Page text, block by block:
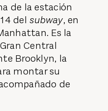
de la estación
delsubway, en
Es la
Central
Brooklyn, la
montar su
de